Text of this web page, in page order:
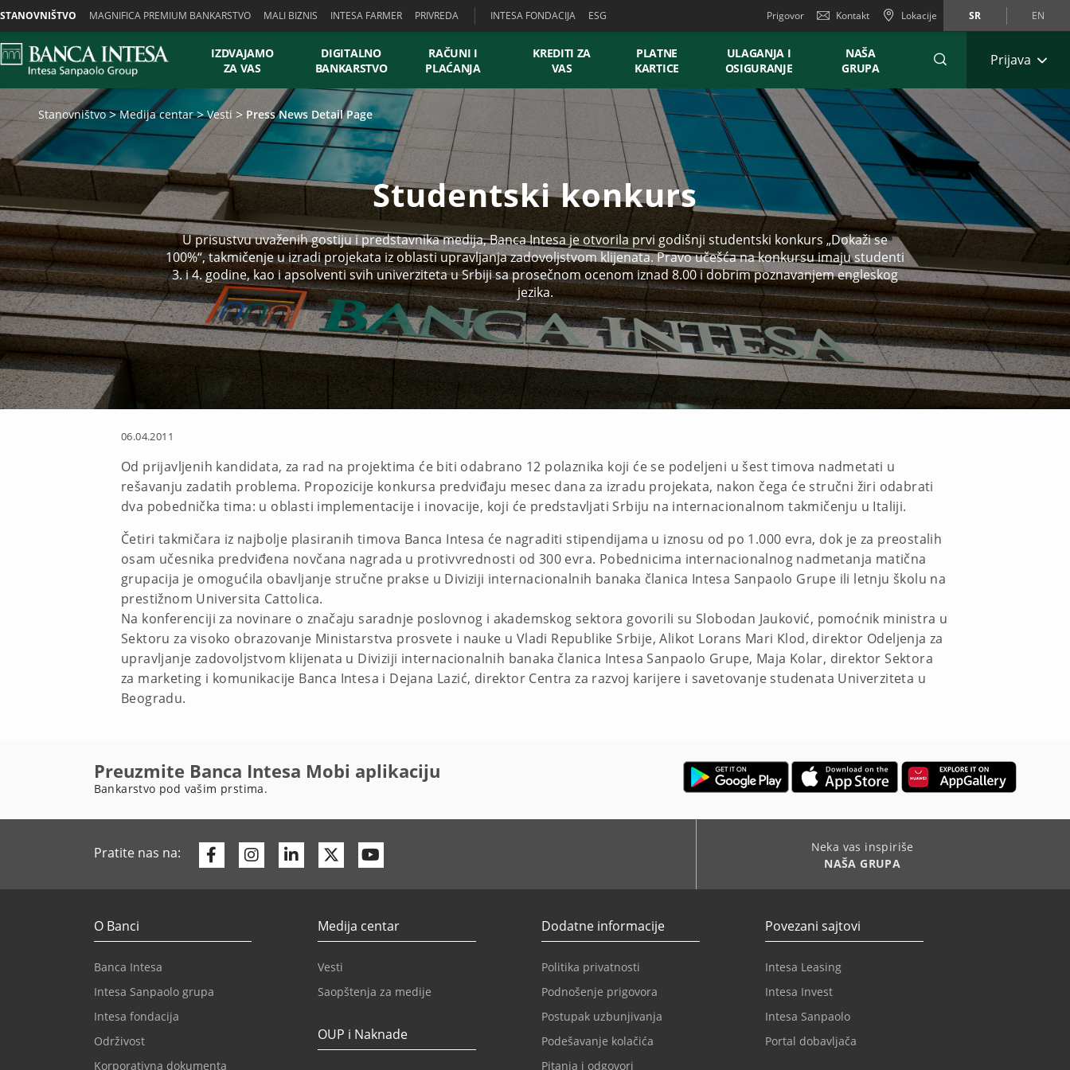
STANOVNIŠTVO MAGNIFICA PREMIUM BANKARSTVO MALI BIZNIS INTESA FARMER PRIVREDA INTESA FONDACIJA ESG Prigovor Kontakt Lokacije SR EN
IZDVAJAMO
ZA VAS
DIGITALNO
BANKARSTVO
RAČUNI I
PLAĆANJA
KREDITI ZA
VAS
PLATNE
KARTICE
ULAGANJA I
OSIGURANJE
NAŠA
GRUPA
Prijava
Stanovništvo Medija centar Vesti Press News Detail Page
Studentski konkurs
U prisustvu uvaženih gostiju i predstavnika medija, Banca Intesa je otvorila prvi godišnji studentski konkurs „Dokaži se
100%“, takmičenje u izradi projekata iz oblasti upravljanja zadovoljstvom klijenata. Pravo učešća na konkursu imaju studenti
3. i 4. godine, kao i apsolventi svih univerziteta u Srbiji sa prosečnom ocenom iznad 8.00 i dobrim poznavanjem engleskog
jezika.
06.04.2011
Od prijavljenih kandidata, za rad na projektima će biti odabrano 12 polaznika koji će se podeljeni u šest timova nadmetati u
rešavanju zadatih problema. Propozicije konkursa predviđaju mesec dana za izradu projekata, nakon čega će stručni žiri odabrati
dva pobednička tima: u oblasti implementacije i inovacije, koji će predstavljati Srbiju na internacionalnom takmičenju u Italiji.
Četiri takmičara iz najbolje plasiranih timova Banca Intesa će nagraditi stipendijama u iznosu od po 1.000 evra, dok je za preostalih
osam učesnika predviđena novčana nagrada u protivvrednosti od 300 evra. Pobednicima internacionalnog nadmetanja matična
grupacija je omogućila obavljanje stručne prakse u Diviziji internacionalnih banaka članica Intesa Sanpaolo Grupe ili letnju školu na
prestižnom Universita Cattolica.
Na konferenciji za novinare o značaju saradnje poslovnog i akademskog sektora govorili su Slobodan Jauković, pomoćnik ministra u
Sektoru za visoko obrazovanje Ministarstva prosvete i nauke u Vladi Republike Srbije, Alikot Lorans Mari Klod, direktor Odeljenja za
upravljanje zadovoljstvom klijenata u Diviziji internacionalnih banaka članica Intesa Sanpaolo Grupe, Maja Kolar, direktor Sektora
za marketing i komunikacije Banca Intesa i Dejana Lazić, direktor Centra za razvoj karijere i savetovanje studenata Univerziteta u
Beogradu.
Preuzmite Banca Intesa Mobi aplikaciju
Bankarstvo pod vašim prstima.
Pratite nas na: FacebookInstagram
LinkedinTwitter
Neka vas inspiriše
NAŠA GRUPA
O Banci
Banca Intesa
Intesa Sanpaolo grupa
Intesa fondacija
Održivost
Korporativna dokumenta
Medija centar
Vesti
Saopštenja za medije
OUP i Naknade
Dodatne informacije
Politika privatnosti
Podnošenje prigovora
Postupak uzbunjivanja
Podešavanje kolačića
Pitanja i odgovori
Povezani sajtovi
Intesa Leasing
Intesa Invest
Intesa Sanpaolo
Portal dobavljača